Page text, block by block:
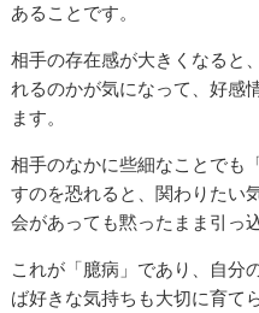
あることです。
相手の存在感が大きくなると
れるのかが気になって、好感
ます。
相手のなかに些細なことでも
すのを恐れると、関わりたい
会があっても黙ったまま引っ
これが「臆病」であり、自分
ば好きな気持ちも大切に育て